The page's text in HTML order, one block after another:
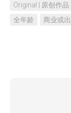
Original | 原创作品
全年龄
商业或